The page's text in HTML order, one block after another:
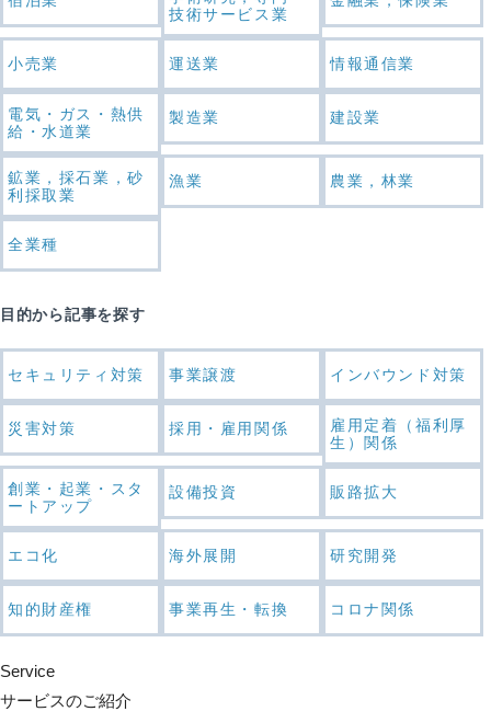
技術サービス業
小売業 運送業 情報通信業
電気・ガス・熱供
給・水道業
製造業 建設業
鉱業，採石業，砂
利採取業
漁業 農業，林業
全業種
目的から記事を探す
セキュリティ対策 事業譲渡 インバウンド対策
災害対策 採用・雇用関係
雇用定着（福利厚
生）関係
創業・起業・スタ
ートアップ
設備投資 販路拡大
エコ化 海外展開 研究開発
知的財産権 事業再生・転換 コロナ関係
Service
サービスのご紹介